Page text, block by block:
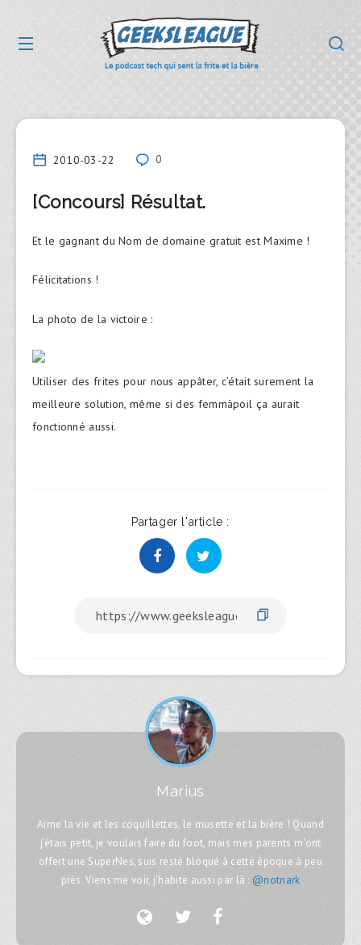
2010-03-22 0
[Concours] Résultat.
Et le gagnant du Nom de domaine gratuit est Maxime !
Félicitations !
La photo de la victoire :
Utiliser des frites pour nous appâter, c’était surement la
meilleure solution, même si des femmàpoil ça aurait
fonctionné aussi.
Partager l'article :
Marius
Aime la vie et les coquillettes, le musette et la bière ! Quand
j'étais petit, je voulais faire du foot, mais mes parents m'ont
offert une SuperNes, suis resté bloqué à cette époque à peu
près. Viens me voir, j'habite aussi par là : @notnark